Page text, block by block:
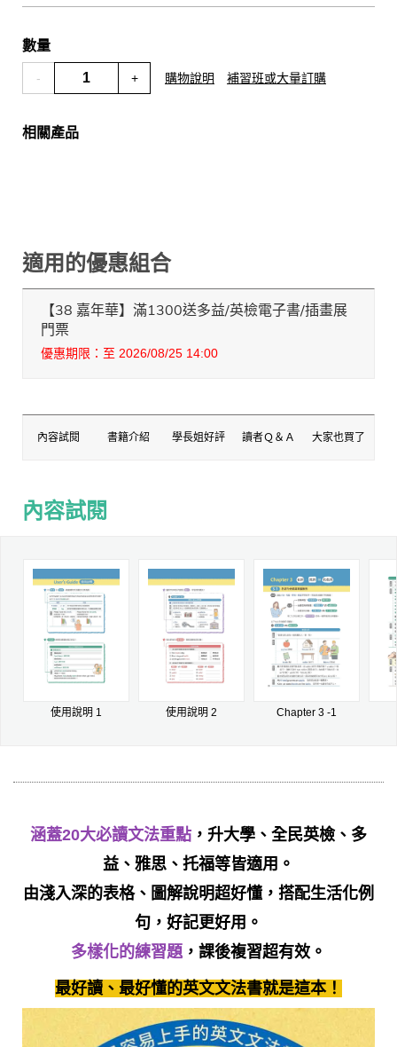
數量
- + 購物說明 補習班或大量訂購
相關產品
適用的優惠組合
【38 嘉年華】滿1300送多益/英檢電子書/插畫展
門票
優惠期限：至 2026/08/25 14:00
內容試閱 書籍介紹 學長姐好評 讀者Ｑ＆Ａ 大家也買了
內容試閱
使用說明 1 使用說明 2 Chapter 3 -1
涵蓋20大必讀文法重點 ，升大學、全民英檢、多
益、雅思、托福等皆適用。
由淺入深的表格、圖解說明超好懂，搭配生活化例
句，好記更好用。
多樣化的練習題，課後複習超有效。
最好讀、最好懂的英文文法書就是這本！